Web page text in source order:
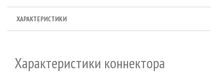
ХАРАКТЕРИСТИКИ
Характеристики коннектора